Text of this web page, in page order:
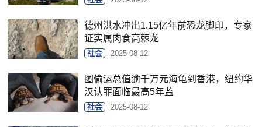
德州洪水冲出1.15亿年前恐龙脚印，专家
证实属肉食高棘龙
社会 2025-08-12
图偷运总值逾千万元海龟到香港，纽约华
汉认罪面临最高5年监
社会 2025-08-12